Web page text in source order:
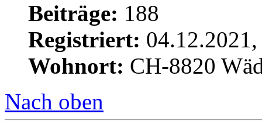
Beiträge: 188
Registriert:
Wohnort: CH-8820
Nach oben